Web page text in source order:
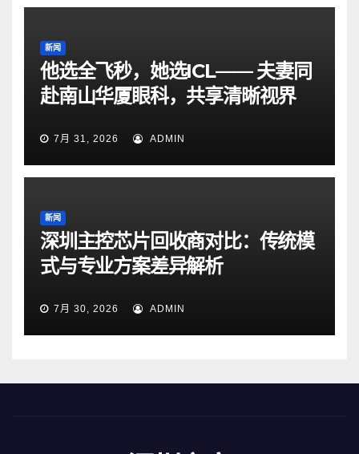
新闻
他选全飞秒，她选ICL—— 夫妻同
赴南山华厦眼科，共享清晰视界
7月 31, 2026 ADMIN
新闻
深圳主控芯片回收商对比：传统模
式与专业方案差异解析
7月 30, 2026 ADMIN